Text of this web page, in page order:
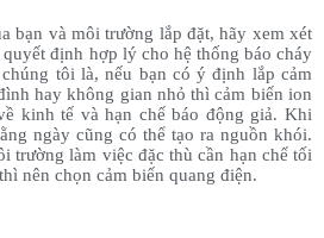
bạn và môi trường lắp đặt, hãy xem xét
định hợp lý cho hệ thống báo cháy
tôi là, nếu bạn có ý định lắp cảm
hay không gian nhỏ thì cảm biến ion
kinh tế và hạn chế báo động giả. Khi
ngày cũng có thể tạo ra nguồn khói.
trường làm việc đặc thù cần hạn chế tối
nên chọn cảm biến quang điện.